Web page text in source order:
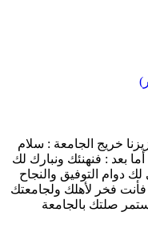
خريج الجامعة : سلام
بعد : فنهنئك ونبارك لك
دوام التوفيق والنجاح
فأنت فخر لأهلك ولجامعتك
صلتك بالجامعة